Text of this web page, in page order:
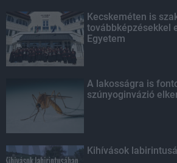
Kecskeméten is
továbbképzésekkel
Egyetem
A lakosságra is
szúnyoginvázió
Kihívások